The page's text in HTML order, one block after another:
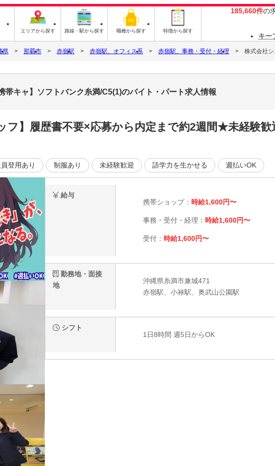
エリアから探す 路線・駅から探す 職種から探す 特徴から探す
185,660件の
キー
県 那覇市 赤嶺駅 赤嶺駅、オフィス系 赤嶺駅、事務・受付・経理 株式会社
帯キャ】ソフトバンク糸満/C5(1)のバイト・パート求人情報
フ】履歴書不要×応募から内定まで約2週間★未経験
登用あり 制服あり 未経験歓迎 語学力を生かせる 週払いOK
給与
携帯ショップ： 時給1,600円〜
事務・受付・経理： 時給1,600円〜
受付： 時給1,600円〜
勤務地・面接
地
沖縄県糸満市兼城471
赤嶺駅、小禄駅、奥武山公園駅
シフト
1日8時間 週5日からOK